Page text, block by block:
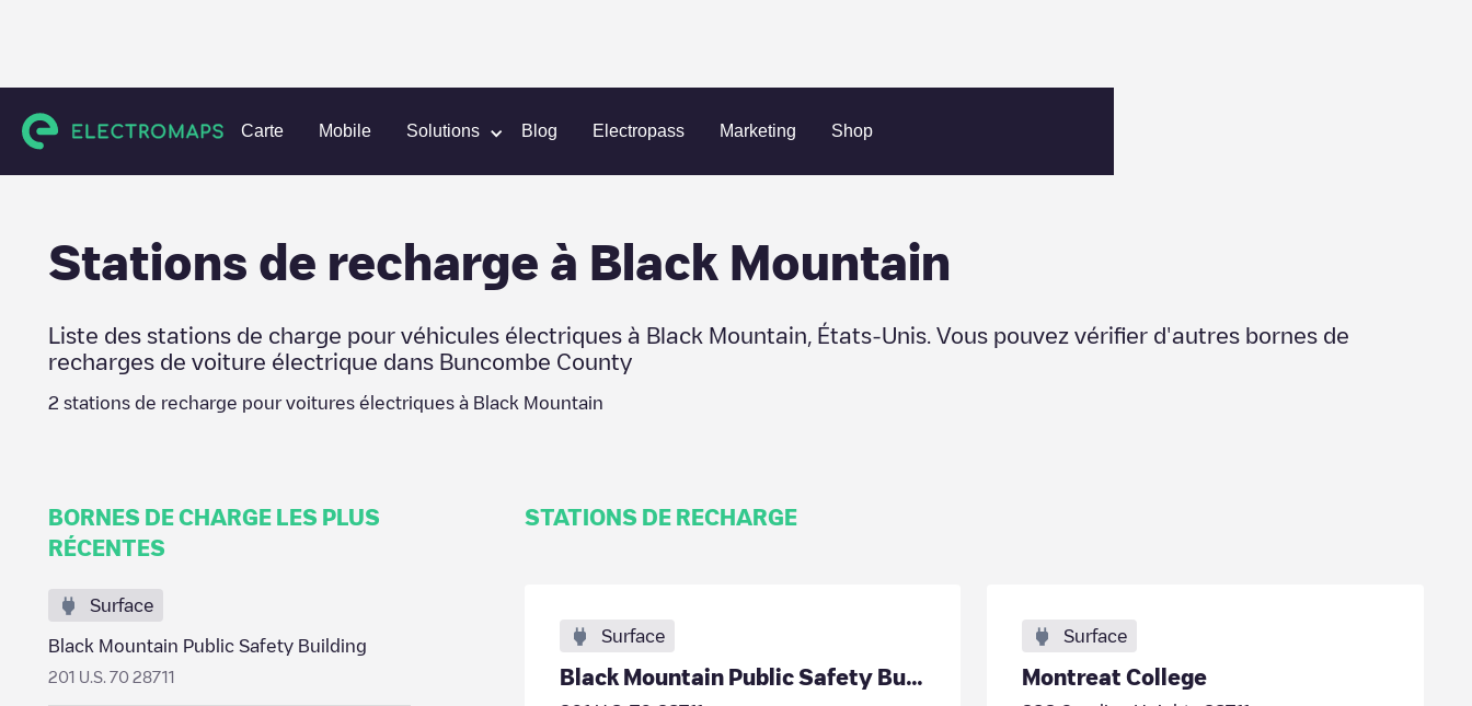
Carte Mobile Solutions Blog Electropass Marketing Shop
Charging stations États-Unis Buncombe County Black Mountain
Stations de recharge à Black Mountain
Liste des stations de charge pour véhicules électriques à Black Mountain États-Unis . Vous pouvez vérifier d'autres bornes de
recharges de voiture électrique dans Buncombe County
2 stations de recharge pour voitures électriques à Black Mountain
BORNES DE CHARGE LES PLUS
RÉCENTES
Surface
Black Mountain Public Safety Building
201 U.S. 70 28711
STATIONS DE RECHARGE
Surface
Black Mountain Public Safety Building
Surface
Montreat College